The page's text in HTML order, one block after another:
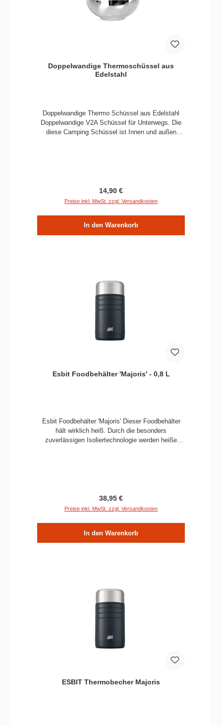
Doppelwandige Thermoschüssel aus
Edelstahl
Doppelwandige Thermo Schüssel aus Edelstahl
Doppelwandige V2A Schüssel für Unterwegs. Die
diese Camping Schüssel ist Innen und außen
Edelstahl besonders leicht, zu reinigen, langlebig,
und absolut hygienisch..
Regulärer Preis:
14,90 €
Preise inkl. MwSt. zzgl. Versandkosten
In den Warenkorb
Esbit Foodbehälter 'Majoris' - 0,8 L
Esbit Foodbehälter 'Majoris' Dieser Foodbehälter
hält wirklich heiß. Durch die besonders
zuverlässigen Isoliertechnologie werden heiße
Hochwertiger Pulverbeschichtung. Informationen:
Esbit Foodbehälter 'Majoris' - 1 L Edelstahl Gewicht
Edelstahl und Silikon
Regulärer Preis:
38,95 €
Preise inkl. MwSt. zzgl. Versandkosten
In den Warenkorb
ESBIT Thermobecher Majoris